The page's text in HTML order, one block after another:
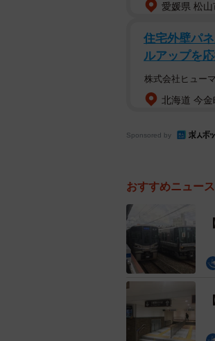
のみです。これ
愛媛県 松山
住宅外壁パ
ルアップを
株式会社ヒュー
北海道 今金
Sponsored by
おすすめニュース